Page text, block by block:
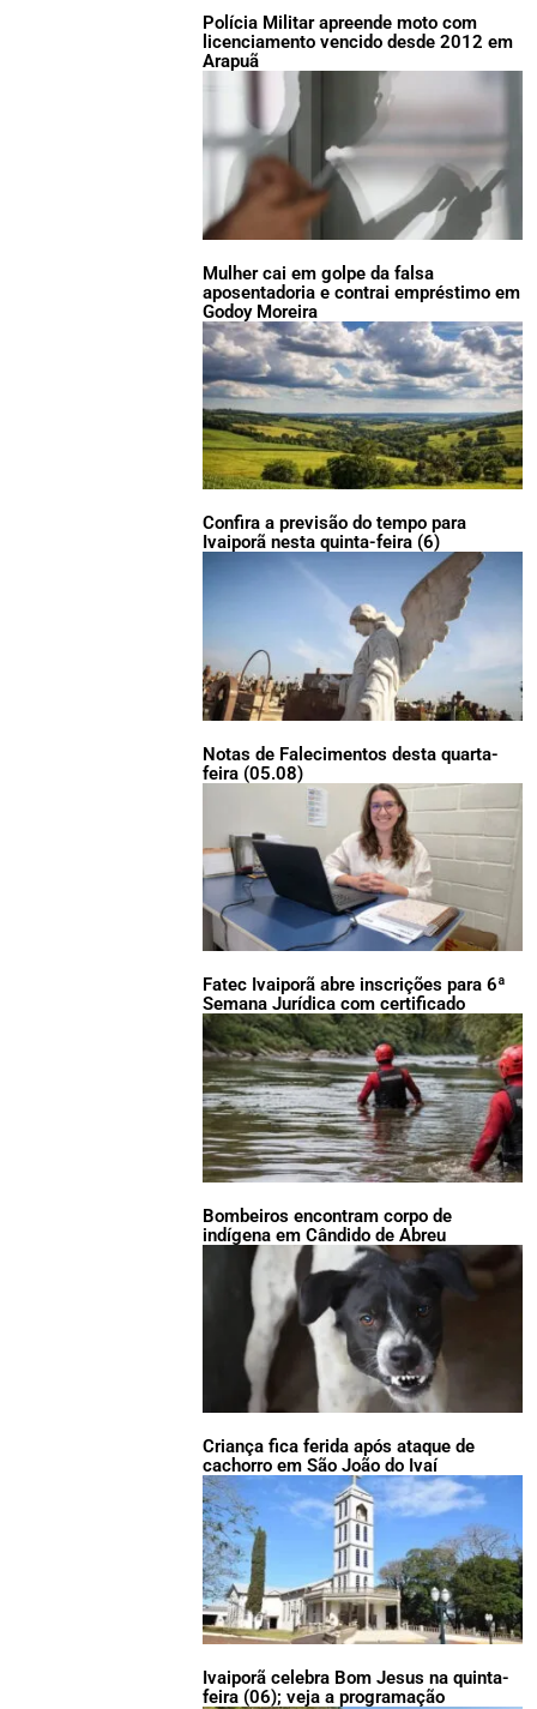
Polícia Militar apreende moto com
licenciamento vencido desde 2012 em
Arapuã
Mulher cai em golpe da falsa
aposentadoria e contrai empréstimo em
Godoy Moreira
Confira a previsão do tempo para
Ivaiporã nesta quinta-feira (6)
Notas de Falecimentos desta quarta-
feira (05.08)
Fatec Ivaiporã abre inscrições para 6ª
Semana Jurídica com certificado
Bombeiros encontram corpo de
indígena em Cândido de Abreu
Criança fica ferida após ataque de
cachorro em São João do Ivaí
Ivaiporã celebra Bom Jesus na quinta-
feira (06); veja a programação